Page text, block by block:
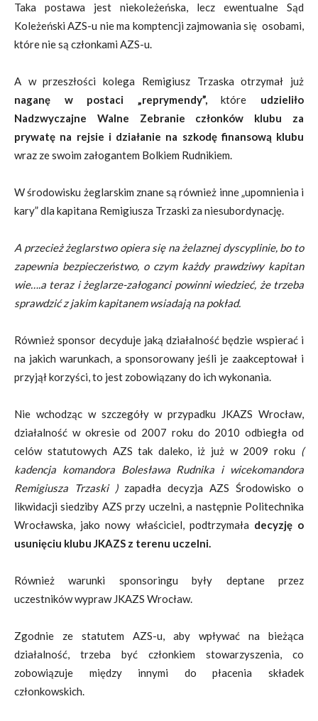
Taka postawa jest niekoleżeńska, lecz ewentualne Sąd
Koleżeński AZS-u nie ma komptencji zajmowania się osobami,
które nie są członkami AZS-u.
A w przeszłości kolega Remigiusz Trzaska otrzymał już
naganę w postaci „reprymendy”,które udzieliło
Nadzwyczajne Walne Zebranie członków klubu za
prywatę na rejsie i działanie na szkodę finansową klubu
wraz ze swoim załogantem Bolkiem Rudnikiem.
W środowisku żeglarskim znane są również inne „upomnienia i
kary” dla kapitana Remigiusza Trzaski za niesubordynację.
A przecież żeglarstwo opiera się na żelaznej dyscyplinie, bo to
zapewnia bezpieczeństwo, o czym każdy prawdziwy kapitan
wie….a teraz i żeglarze-załoganci powinni wiedzieć, że trzeba
sprawdzić z jakim kapitanem wsiadają na pokład.
Również sponsor decyduje jaką działalność będzie wspierać i
na jakich warunkach, a sponsorowany jeśli je zaakceptował i
przyjął korzyści, to jest zobowiązany do ich wykonania.
Nie wchodząc w szczegóły w przypadku JKAZS Wrocław,
działalność w okresie od 2007 roku do 2010 odbiegła od
celów statutowych AZS tak daleko, iż już w 2009 roku (
kadencja komandora Bolesława Rudnika i wicekomandora
Remigiusza Trzaski )zapadła decyzja AZS Środowisko o
likwidacji siedziby AZS przy uczelni, a następnie Politechnika
Wrocławska, jako nowy właściciel, podtrzymała decyzję o
usunięciu klubu JKAZS z terenu uczelni.
Również warunki sponsoringu były deptane przez
uczestników wypraw JKAZS Wrocław.
Zgodnie ze statutem AZS-u, aby wpływać na bieżąca
działalność, trzeba być członkiem stowarzyszenia, co
zobowiązuje między innymi do płacenia składek
członkowskich.